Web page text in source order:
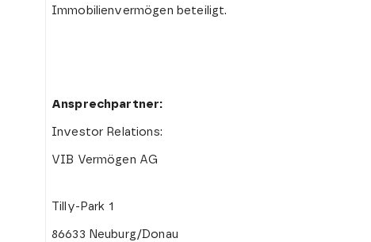
Immobilienvermögen beteiligt.
Ansprechpartner:
Investor Relations:
VIB Vermögen AG
Tilly-Park 1
86633 Neuburg/Donau